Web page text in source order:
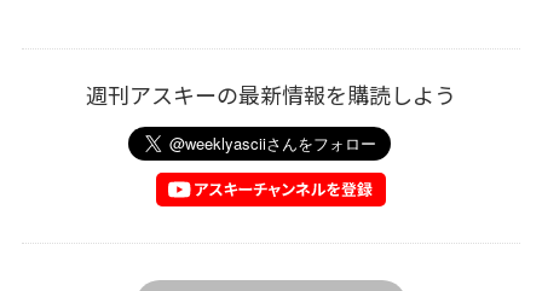
週刊アスキーの最新情報を購読しよう